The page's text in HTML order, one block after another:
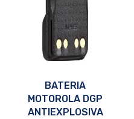
BATERIA
MOTOROLA DGP
ANTIEXPLOSIVA